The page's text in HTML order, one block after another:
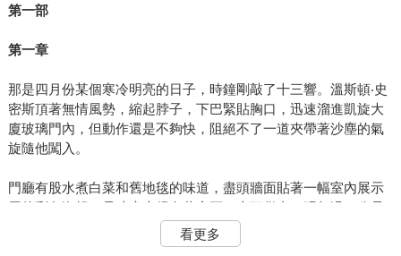
第一部
第一章
那是四月份某個寒冷明亮的日子，時鐘剛敲了十三響。溫斯頓‧史
密斯頂著無情風勢，縮起脖子，下巴緊貼胸口，迅速溜進凱旋大
廈玻璃門內，但動作還是不夠快，阻絕不了一道夾帶著沙塵的氣
旋隨他闖入。
門廳有股水煮白菜和舊地毯的味道，盡頭牆面貼著一幅室內展示
用的彩色海報，尺寸龐大得有些突兀，上頭僅畫了張超過一公尺
寬的人臉──那是個年約四十五歲男人的面孔，蓄著黑色鬍子，長
相性格又不失俊美。溫斯頓走向樓梯。電梯只是裝飾用的，就算
看更多